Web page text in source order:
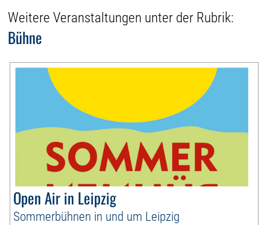
Weitere Veranstaltungen unter der Rubrik:
Bühne
Open Air in Leipzig
Sommerbühnen in und um Leipzig